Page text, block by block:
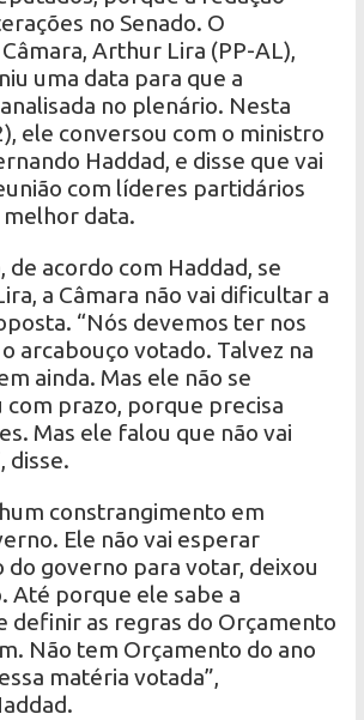
no Senado. O
Arthur Lira (PP-AL),
uma data para que a
no plenário. Nesta
ele conversou com o ministro
Haddad, e disse que vai
com líderes partidários
data.
de acordo com Haddad, se
a Câmara não vai dificultar a
“Nós devemos ter nos
arcabouço votado. Talvez na
ainda. Mas ele não se
prazo, porque precisa
Mas ele falou que não vai
disse.
constrangimento em
Ele não vai esperar
do governo para votar, deixou
Até porque ele sabe a
definir as regras do Orçamento
Não tem Orçamento do ano
matéria votada”,